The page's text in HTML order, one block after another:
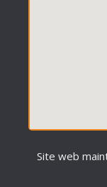
Site web